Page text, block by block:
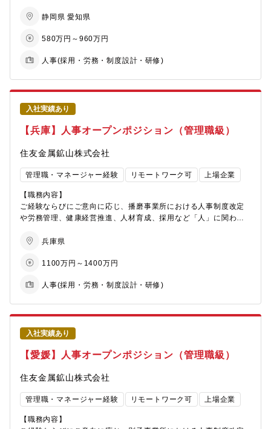
習得できるとともに、担当業務を拡大するなかで人事総務のゼネ
メント向上施策に関する企画・実行では、すぐに効果が出ないこ
ゲージメントスコアの向上、実際の社員からのフィードバックな
【キャリアステップイメージ】
どを担当いただきます。その後、ご本人の希望・適性を踏まえ担
が、ご自身のキャリアアップのため三井金属の他拠点を経験いた
だく可能性があります。
半導体パッケージ基板向け極薄銅箔（世界No.1シェア：95%）／
AIサーバー向けハイグレードVSP(世界シェア60%)／二輪車向け
排ガス浄化用触媒（世界シェア：50%）／ハイブリッド車用電池
材料（世界シェア：30%）／MLCC向け銅粉(世界シェア:30%)／
ガラス基板向け酸化セリウム系研磨剤(世界シェア:40%)／アルミ
溶湯濾過用メタロフィルタ(世界シェア:85%)／液晶ディスプレイ
向け酸化物半導体ターゲット材(世界シェア:40%)
当社では、人事労働業務について専門機能人材として全社横断的
向上、ダイバーシティ＆インクルージョン等の人事労働部門が果
神戸線条工場での人事労働業務を2～3年程度経験した後は、工場
のある他の事業所、人事労政部や事業部門企画管理部などの人事
労働業務へのローテーションにより、人事労働分野のプロフェッ
す。
【魅力・やりがい】
従業員が安心して働ける労働環境を支え、事業の運営やより良い
会社づくりに貢献できるというやりがいを感じられる業務です。
従業員との直接的な関わりを通じて、従業員がやりがいをもって
働く姿を感じることができる点なども業務の魅力の一つです。ま
た、神戸線条工場は、付加価値の高い線材・棒鋼を製造する当社
安定供給を通じて、社会インフラや産業を根幹から支える役割を
果たしています。
■高校訪問、会社説明会・選考運営、応募者対応などの現場実務
■派遣社員の受入・契約管理など
◇定着率向上に向けた現場との連携・施策立案（フォロー体制構
当社従業員の７割を占める技能系は、今後の事業活動においてそ
一方で、今後の事業展開に応じた対応が必要であること、人財獲
得の競争が激化している状況であることなど、企業の最前線で難
易度の高い業務に携われる経験ができるポジションになっていま
会社の将来を支える・創る人財の獲得に向けて、社内外の多くの
方々と連携して仕事を進めることにもやりがいを感じることがで
きます。
【キャリアプラン】
◇入社直後（～1年）
高卒採用または期間社員採用の企画・運用を担当し、現場との
折衝や選考実務を習得
チームリーダーとしてグループ業務の横断的管理・企画に参
画。採用施策の企画立案、定着改善施策をリード
◇3年目以降
適性・希望に応じて、他の人事領域（採用企画、要員戦略、労
務・人材開発）の専門職またはマネジメント職へ展開可能
【職場のイメージ】
◇人事２グループ（11名）内の新卒採用チームは4名（男性2名・
女性2名）。明るく活気があり、社内外でのコミュニケーションが
多い職場です。
静岡県 愛知県
580万円～960万円
人事(採用・労務・制度設計・研修)
入社実績あり
【兵庫】人事オープンポジション（管理職級）
住友金属鉱山株式会社
管理職・マネージャー経験 リモートワーク可 上場企業
【職務内容】
ご経験ならびにご意向に応じ、播磨事業所における人事制度改定
や労務管理、健康経営推進、人材育成、採用など「人」に関わる
の活躍を期待しております。
なお、同社の総合職では、全社横断的な職種別・専門別の管理区
開発を行っているため、数年に一度の転勤を伴います（応相
業務はいずれも一人で担当するのではなく、チームでフォローし
内コミュニケーションも非常に活発な環境です。
あるほか、拠点を超えた研修や交流の機会もあり、全社の人事担
当者と連携しながら業務を進めていただきます。
播磨事業所おいては、同エリアの人事業務や工場の労務管理を担
兵庫県
1100万円～1400万円
人事(採用・労務・制度設計・研修)
入社実績あり
【愛媛】人事オープンポジション（管理職級）
住友金属鉱山株式会社
管理職・マネージャー経験 リモートワーク可 上場企業
【職務内容】